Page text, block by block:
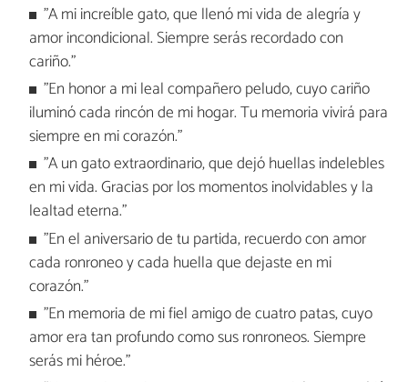
"A mi increíble gato, que llenó mi vida de alegría y
amor incondicional. Siempre serás recordado con
cariño."
"En honor a mi leal compañero peludo, cuyo cariño
iluminó cada rincón de mi hogar. Tu memoria vivirá para
siempre en mi corazón."
"A un gato extraordinario, que dejó huellas indelebles
en mi vida. Gracias por los momentos inolvidables y la
lealtad eterna."
"En el aniversario de tu partida, recuerdo con amor
cada ronroneo y cada huella que dejaste en mi
corazón."
"En memoria de mi fiel amigo de cuatro patas, cuyo
amor era tan profundo como sus ronroneos. Siempre
serás mi héroe."